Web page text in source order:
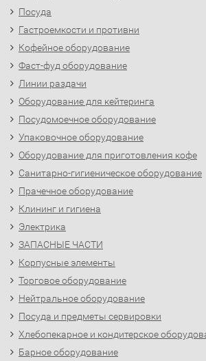
Посуда
Гастроемкости и противни
Кофейное оборудование
Фаст-фуд оборудование
Линии раздачи
Оборудование для кейтеринга
Посудомоечное оборудование
Упаковочное оборудование
Оборудование для приготовления кофе
Санитарно-гигиеническое оборудование
Прачечное оборудование
Клининг и гигиена
Электрика
ЗАПАСНЫЕ ЧАСТИ
Корпусные элементы
Торговое оборудование
Нейтральное оборудование
Посуда и предметы сервировки
Хлебопекарное и кондитерское
Барное оборудование